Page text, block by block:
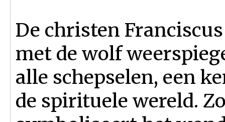
De christen
met de wolf
alle schepselen, een
de spirituele wereld.